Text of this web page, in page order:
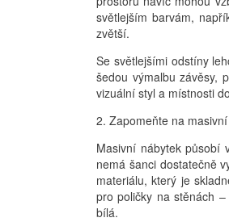
světlejším barvám,
zvětší.
Se světlejšími odstíny
šedou výmalbu závěsy,
vizuální styl a místnosti
2. Zapomeňte na
Masivní nábytek působí
nemá šanci dostatečně
materiálu, který je
pro poličky na stěnách
bílá.